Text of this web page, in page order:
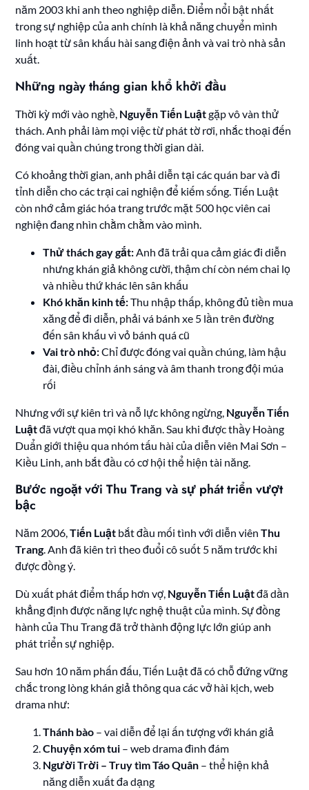
năm 2003 khi anh theo nghiệp diễn. Điểm nổi bật nhất
trong sự nghiệp của anh chính là khả năng chuyển mình
linh hoạt từ sân khấu hài sang điện ảnh và vai trò nhà sản
xuất.
Những ngày tháng gian khổ khởi đầu
Thời kỳ mới vào nghề, Nguyễn Tiến Luậtgặp vô vàn thử
thách. Anh phải làm mọi việc từ phát tờ rơi, nhắc thoại đến
đóng vai quần chúng trong thời gian dài.
Có khoảng thời gian, anh phải diễn tại các quán bar và đi
tỉnh diễn cho các trại cai nghiện để kiếm sống. Tiến Luật
còn nhớ cảm giác hóa trang trước mặt 500 học viên cai
nghiện đang nhìn chằm chằm vào mình.
Thử thách gay gắt: Anh đã trải qua cảm giác đi diễn
nhưng khán giả không cười, thậm chí còn ném chai lọ
và nhiều thứ khác lên sân khấu
Khó khăn kinh tế:Thu nhập thấp, không đủ tiền mua
xăng để đi diễn, phải vá bánh xe 5 lần trên đường
đến sân khấu vì vỏ bánh quá cũ
Vai trò nhỏ:Chỉ được đóng vai quần chúng, làm hậu
đài, điều chỉnh ánh sáng và âm thanh trong đội múa
rối
Nhưng với sự kiên trì và nỗ lực không ngừng, Nguyễn Tiến
Luậtđã vượt qua mọi khó khăn. Sau khi được thầy Hoàng
Duẩn giới thiệu qua nhóm tấu hài của diễn viên Mai Sơn –
Kiều Linh, anh bắt đầu có cơ hội thể hiện tài năng.
Bước ngoặt với Thu Trang và sự phát triển vượt
bậc
Năm 2006,Tiến Luật bắt đầu mối tình với diễn viênThu
Trang . Anh đã kiên trì theo đuổi cô suốt 5 năm trước khi
được đồng ý.
Dù xuất phát điểm thấp hơn vợ, Nguyễn Tiến Luậtđã dần
khẳng định được năng lực nghệ thuật của mình. Sự đồng
hành của Thu Trang đã trở thành động lực lớn giúp anh
phát triển sự nghiệp.
Sau hơn 10 năm phấn đấu, Tiến Luật đã có chỗ đứng vững
chắc trong lòng khán giả thông qua các vở hài kịch, web
drama như:
Thánh bào – vai diễn để lại ấn tượng với khán giả
Chuyện xóm tui – web drama đình đám
Người Trời – Truy tìm Táo Quân – thể hiện khả
năng diễn xuất đa dạng